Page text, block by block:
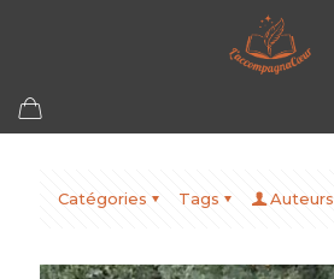
Catégories Tags Auteurs